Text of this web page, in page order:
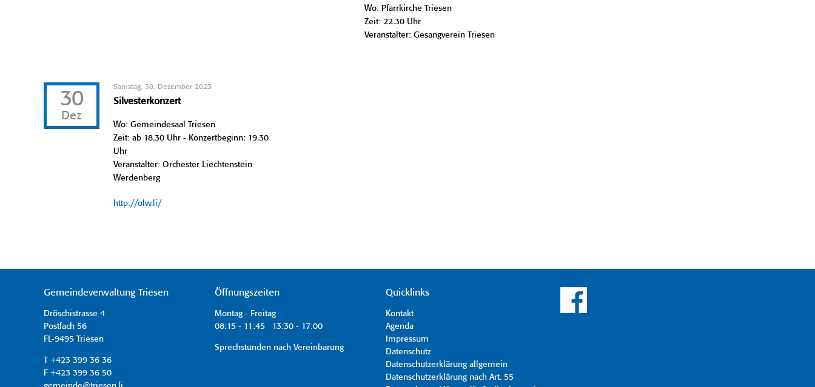
Wo: Pfarrkirche Triesen
Zeit: 22.30 Uhr
Veranstalter: Gesangverein Triesen
30
Dez
Samstag, 30. Dezember 2023
Silvesterkonzert
Wo: Gemeindesaal Triesen
Zeit: ab 18.30 Uhr - Konzertbeginn: 19.30
Uhr
Veranstalter: Orchester Liechtenstein
Werdenberg
http://olw.li/
Gemeindeverwaltung Triesen
Dröschistrasse 4
Postfach 56
FL-9495 Triesen
T +423 399 36 36
F +423 399 36 50
Öffnungszeiten
Montag - Freitag
08:15 - 11:45 13:30 - 17:00
Sprechstunden nach Vereinbarung
Quicklinks
Kontakt
Agenda
Impressum
Datenschutz
Datenschutzerklärung allgemein
Datenschutzerklärung nach Art. 55